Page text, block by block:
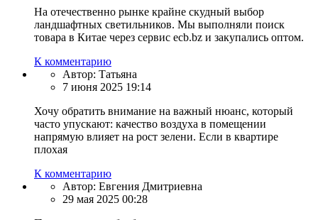
На отечественно рынке крайне скудный выбор
ландшафтных светильников. Мы выполняли поиск
товара в Китае через сервис ecb.bz и закупались оптом.
К комментарию
Автор: Татьяна
7 июня 2025 19:14
Хочу обратить внимание на важный нюанс, который
часто упускают: качество воздуха в помещении
напрямую влияет на рост зелени. Если в квартире
плохая
К комментарию
Автор: Евгения Дмитриевна
29 мая 2025 00:28